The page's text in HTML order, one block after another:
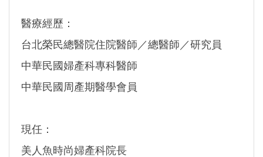
醫療經歷：
台北榮民總醫院住院醫師／總醫師／研究員
中華民國婦產科專科醫師
中華民國周產期醫學會員
現任：
美人魚時尚婦產科院長